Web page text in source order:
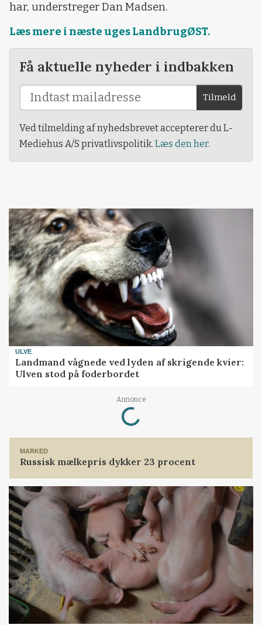
har, understreger Dan Madsen.
Læs mere i næste uges LandbrugØST.
Få aktuelle nyheder i indbakken
Tilmeld
Ved tilmelding af nyhedsbrevet accepterer du L-
Mediehus A/S privatlivspolitik. Læs den her.
ULVE
Landmand vågnede ved lyden af skrigende kvier:
Ulven stod på foderbordet
Annonce
Loading...
MARKED
Russisk mælkepris dykker 23 procent